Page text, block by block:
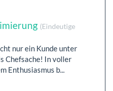
(Eindeutige
nur ein Kunde unter
Chefsache! In voller
Enthusiasmus b...